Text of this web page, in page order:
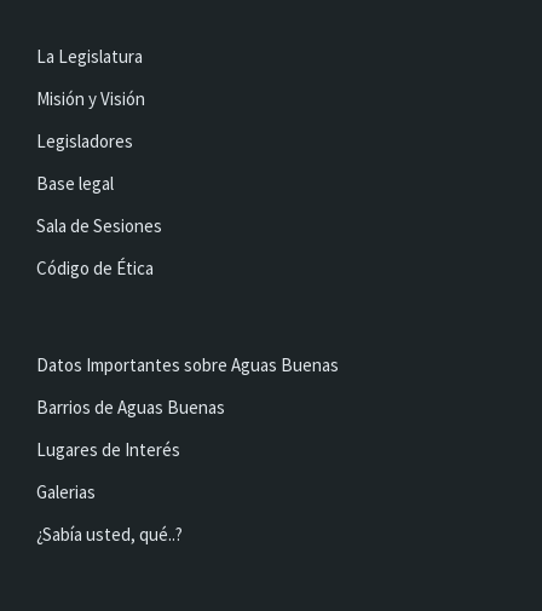
La Legislatura
Misión y Visión
Legisladores
Base legal
Sala de Sesiones
Código de Ética
Datos Importantes sobre Aguas Buenas
Barrios de Aguas Buenas
Lugares de Interés
Galerias
¿Sabía usted, qué..?